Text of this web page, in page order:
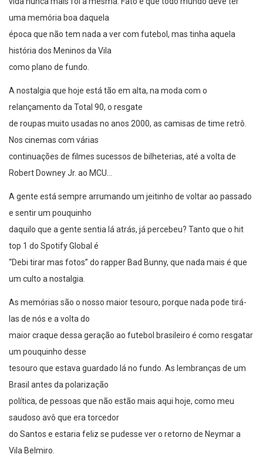
vida nunca mais foi a mesma. Fato é que todo mundo deve ter
uma memória boa daquela
época que não tem nada a ver com futebol, mas tinha aquela
história dos Meninos da Vila
como plano de fundo.
A nostalgia que hoje está tão em alta, na moda com o
relançamento da Total 90, o resgate
de roupas muito usadas no anos 2000, as camisas de time retrô.
Nos cinemas com várias
continuações de filmes sucessos de bilheterias, até a volta de
Robert Downey Jr. ao MCU…
A gente está sempre arrumando um jeitinho de voltar ao passado
e sentir um pouquinho
daquilo que a gente sentia lá atrás, já percebeu? Tanto que o hit
top 1 do Spotify Global é
“Debi tirar mas fotos” do rapper Bad Bunny, que nada mais é que
um culto a nostalgia.
As memórias são o nosso maior tesouro, porque nada pode tirá-
las de nós e a volta do
maior craque dessa geração ao futebol brasileiro é como resgatar
um pouquinho desse
tesouro que estava guardado lá no fundo. As lembranças de um
Brasil antes da polarização
política, de pessoas que não estão mais aqui hoje, como meu
saudoso avô que era torcedor
do Santos e estaria feliz se pudesse ver o retorno de Neymar a
Vila Belmiro.